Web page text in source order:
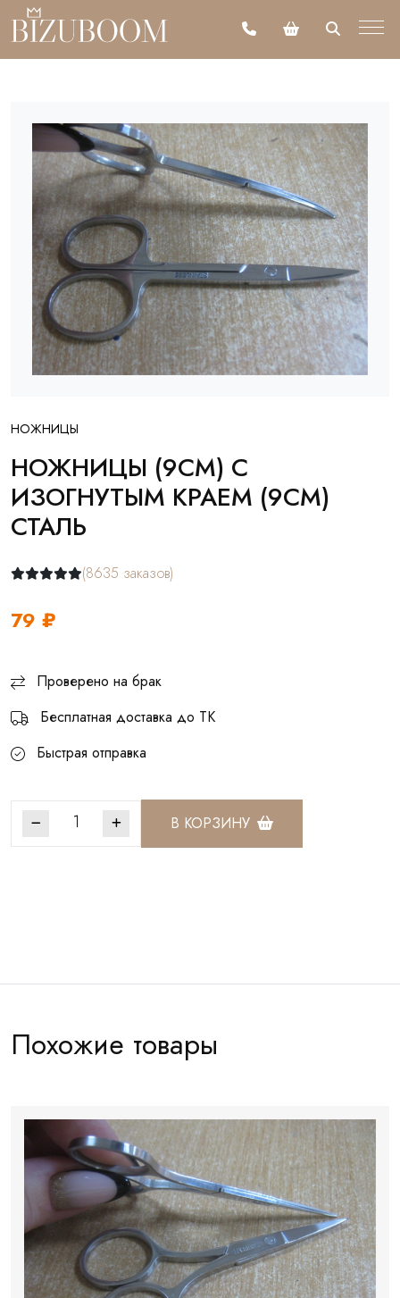
НОЖНИЦЫ
НОЖНИЦЫ (9СМ) С
ИЗОГНУТЫМ КРАЕМ (9СМ)
СТАЛЬ
(8635 заказов)
79 ₽
Проверено на брак
Бесплатная доставка до ТК
Быстрая отправка
В КОРЗИНУ
Похожие товары